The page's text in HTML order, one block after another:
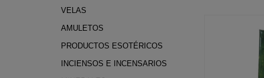
VELAS
AMULETOS
PRODUCTOS ESOTÉRICOS
INCIENSOS E INCENSARIOS